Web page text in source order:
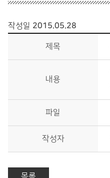
작성일 2015.05.28
소통참여>나눔장터>팝니다 상세보기 - 제목, 내용, 파일, 작성자, 제공
제목
내용
파일
작성자
목록